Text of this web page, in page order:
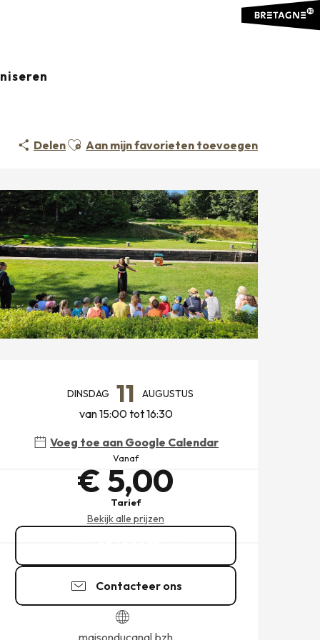
DelenAjouter aux favoris
Aan mijn favorieten toevoegen
DINSDAG 11 AUGUSTUS
van 15:00 tot 16:30
Voeg toe aan Google Calendar
Vanaf
€ 5,00
Tarief
Bekijk alle prijzen
Contacteer ons